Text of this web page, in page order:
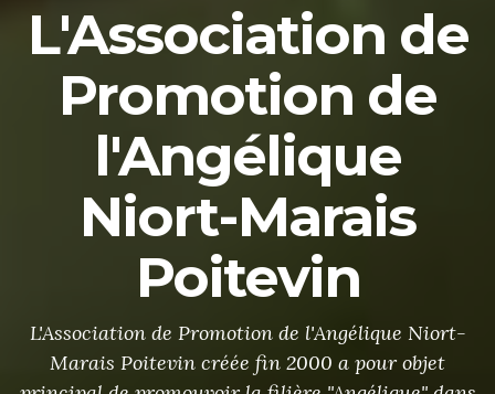
L'Association de
Promotion de
l'Angélique
Niort-Marais
Poitevin
L'Association de Promotion de l'Angélique Niort-
Marais Poitevin créée fin 2000 a pour objet